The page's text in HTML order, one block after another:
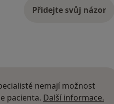
Přidejte svůj názor
nemají možnost
pacienta. Další informace.